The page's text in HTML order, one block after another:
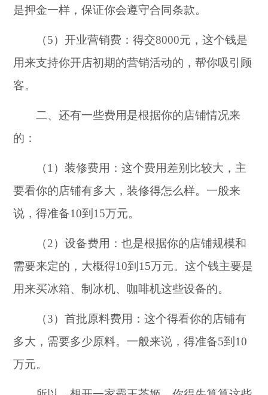
是押金一样，保证你会遵守合同条款。
（5）开业营销费：得交8000元，这个钱是
用来支持你开店初期的营销活动的，帮你吸引顾
客。
二、还有一些费用是根据你的店铺情况来
的：
（1）装修费用：这个费用差别比较大，主
要看你的店铺有多大，装修得怎么样。一般来
说，得准备10到15万元。
（2）设备费用：也是根据你的店铺规模和
需要来定的，大概得10到15万元。这个钱主要是
用来买冰箱、制冰机、咖啡机这些设备的。
（3）首批原料费用：这个得看你的店铺有
多大，需要多少原料。一般来说，得准备5到10
万元。